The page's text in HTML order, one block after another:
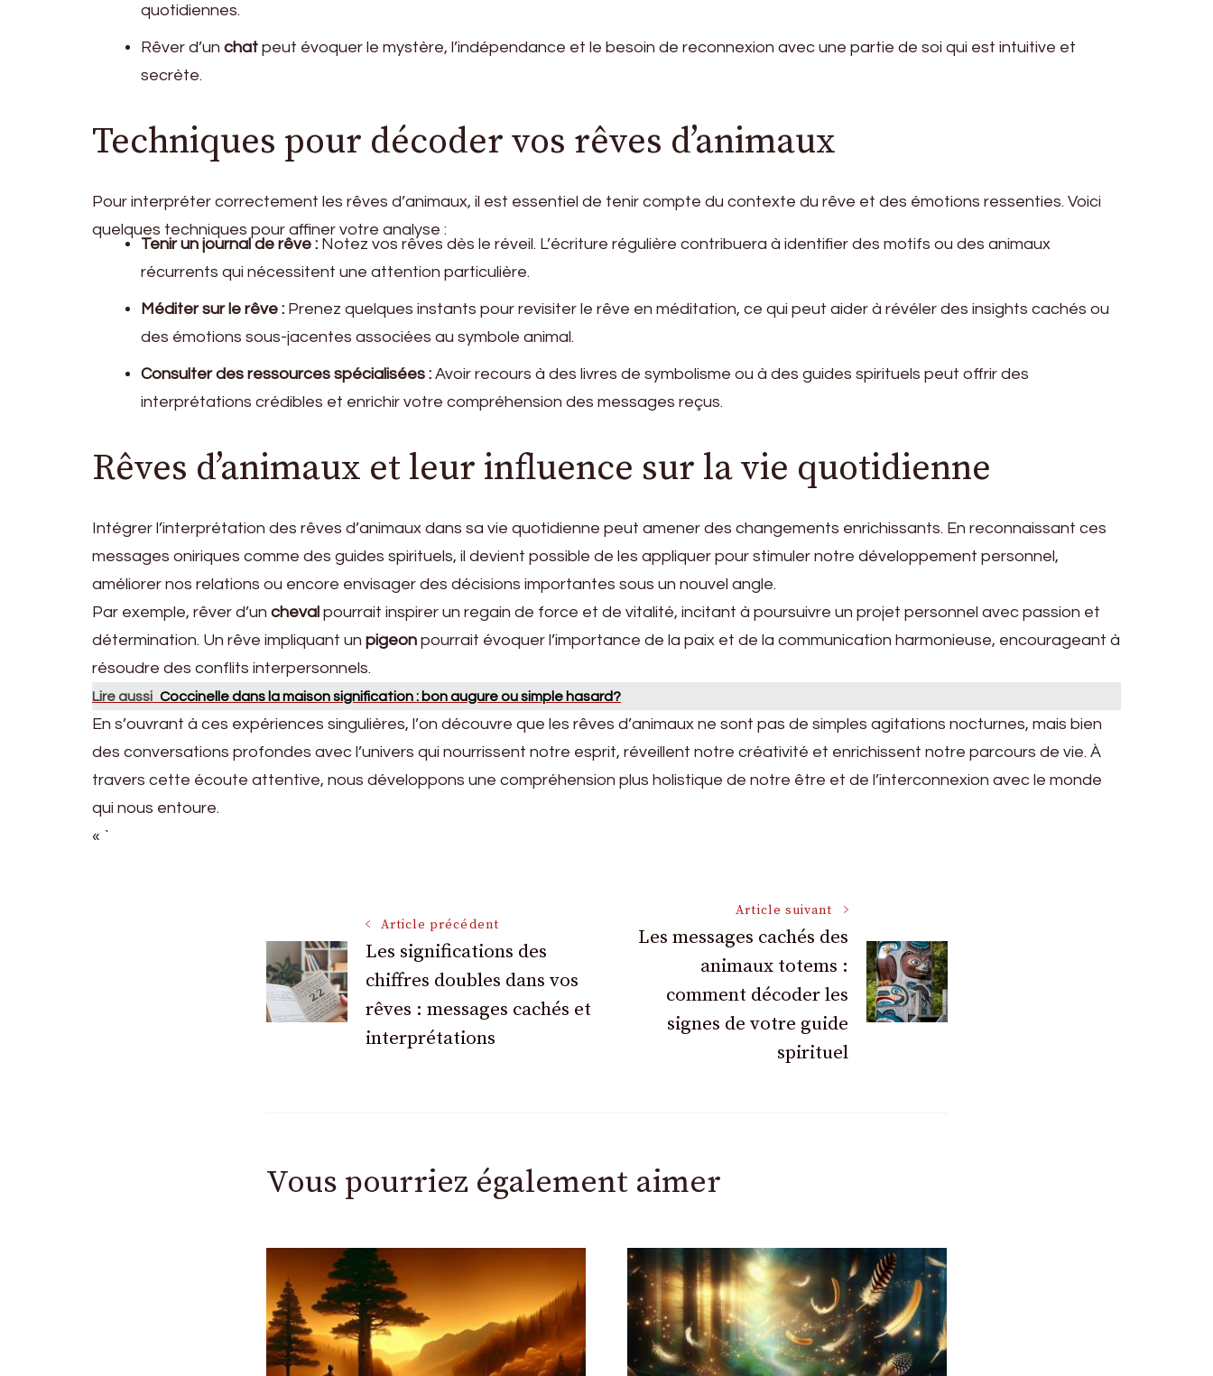
quotidiennes.
Rêver d’un chat peut évoquer le mystère, l’indépendance et le besoin de reconnexion avec une partie de soi qui est intuitive et
secrète.
Techniques pour décoder vos rêves d’animaux
Pour interpréter correctement les rêves d’animaux, il est essentiel de tenir compte du contexte du rêve et des émotions ressenties. Voici
quelques techniques pour affiner votre analyse :
Tenir un journal de rêve : Notez vos rêves dès le réveil. L’écriture régulière contribuera à identifier des motifs ou des animaux
récurrents qui nécessitent une attention particulière.
Méditer sur le rêve : Prenez quelques instants pour revisiter le rêve en méditation, ce qui peut aider à révéler des insights cachés ou
des émotions sous-jacentes associées au symbole animal.
Consulter des ressources spécialisées : Avoir recours à des livres de symbolisme ou à des guides spirituels peut offrir des
interprétations crédibles et enrichir votre compréhension des messages reçus.
Rêves d’animaux et leur influence sur la vie quotidienne
Intégrer l’interprétation des rêves d’animaux dans sa vie quotidienne peut amener des changements enrichissants. En reconnaissant ces
messages oniriques comme des guides spirituels, il devient possible de les appliquer pour stimuler notre développement personnel,
améliorer nos relations ou encore envisager des décisions importantes sous un nouvel angle.
Par exemple, rêver d’un cheval pourrait inspirer un regain de force et de vitalité, incitant à poursuivre un projet personnel avec passion et
détermination. Un rêve impliquant un pigeon pourrait évoquer l’importance de la paix et de la communication harmonieuse, encourageant à
résoudre des conflits interpersonnels.
Lire aussi Coccinelle dans la maison signification : bon augure ou simple hasard?
En s’ouvrant à ces expériences singulières, l’on découvre que les rêves d’animaux ne sont pas de simples agitations nocturnes, mais bien
des conversations profondes avec l’univers qui nourrissent notre esprit, réveillent notre créativité et enrichissent notre parcours de vie. À
travers cette écoute attentive, nous développons une compréhension plus holistique de notre être et de l’interconnexion avec le monde
qui nous entoure.
« `
Navigation
des
articles
Article précédent
Les significations des
chiffres doubles dans vos
rêves : messages cachés et
interprétations
Article suivant
Les messages cachés des
animaux totems :
comment décoder les
signes de votre guide
spirituel
Vous pourriez également aimer